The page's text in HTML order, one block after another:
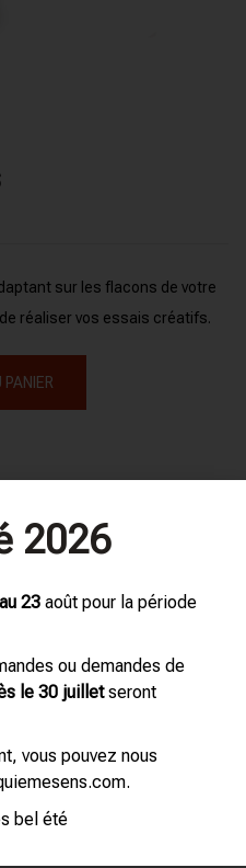
sur les flacons de votre
réaliser vos essais créatifs.
de 9,2
CP 0,55 verre blanc
2026
23 août pour la période
ou demandes de
le 30 juilletseront
vous pouvez nous
bel été